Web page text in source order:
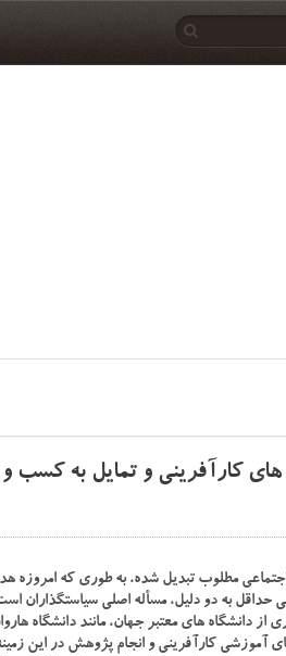
کارآفرینی و تمایل به کسب
به یک رفتار اجتماعی مطلوب تبدیل شده، به طوری که
به دو دلیل، مسأله اصلی سیاستگذاران است:
دانشگاه های معتبر جهان، مانند دانشگاه
آموزشی کارآفرینی و انجام پژوهش در این